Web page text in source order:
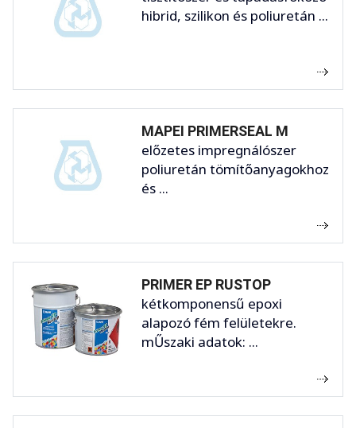
hibrid, szilikon és poliuretán ...
MAPEI PRIMERSEAL M
előzetes impregnálószer
poliuretán tömítőanyagokhoz
és ...
PRIMER EP RUSTOP
kétkomponensű epoxi
alapozó fém felületekre.
mŰszaki adatok: ...